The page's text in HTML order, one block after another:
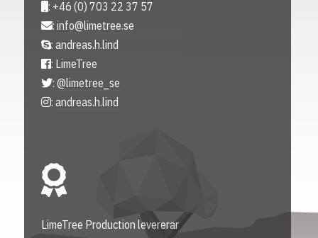
: +46 (0) 703 22 37 57
: info@limetree.se
: andreas.h.lind
: LimeTree
: @limetree_se
: andreas.h.lind
LimeTree Production levererar